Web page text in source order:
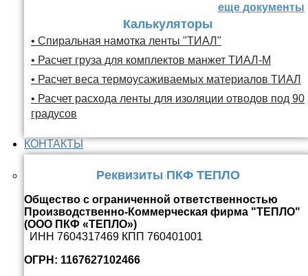
еще документы
Калькуляторы
• Спиральная намотка ленты "ТИАЛ"
• Расчет груза для комплектов манжет ТИАЛ-М
• Расчет веса термоусаживаемых материалов ТИАЛ
• Расчет расхода ленты для изоляции отводов под 90
градусов
КОНТАКТЫ
Реквизиты ПКФ ТЕПЛО
Общество с ограниченной ответственностью
Производственно-Коммерческая фирма "ТЕПЛО"
(ООО ПКФ «ТЕПЛО»)
ИНН 7604317469 КПП 760401001
ОГРН: 1167627102466